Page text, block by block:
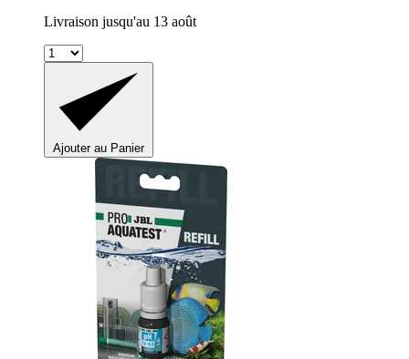
Livraison jusqu'au 13 août
Ajouter au Panier